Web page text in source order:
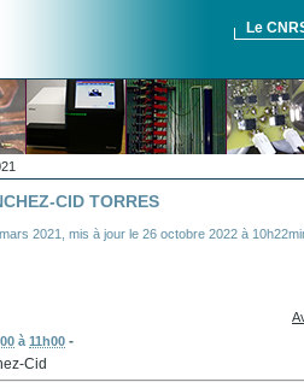
Le
CID TORRES
2021 mis à jour le 26 octobre 2022 à
à 11h00 -
Cid